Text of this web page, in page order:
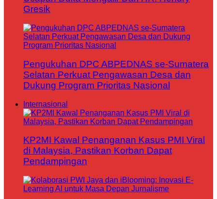
Gresik
Pengukuhan DPC ABPEDNAS se-Sumatera
Selatan Perkuat Pengawasan Desa dan
Dukung Program Prioritas Nasional
Internasional
KP2MI Kawal Penanganan Kasus PMI Viral
di Malaysia, Pastikan Korban Dapat
Pendampingan